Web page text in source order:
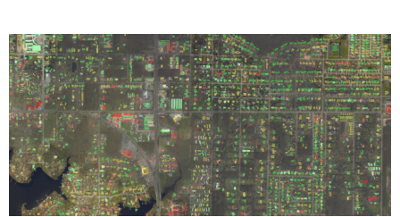
Share
科技無法阻擋颶風生成，卻能讓災後重建變得更輕鬆一點。